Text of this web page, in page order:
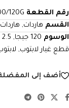
رقم القطعة 120G
القسم هاردات, هاردات SSD
الوسوم 120 جيجا , 2.5 بوصة
قطع غيار لابتوب,
أضف إلى